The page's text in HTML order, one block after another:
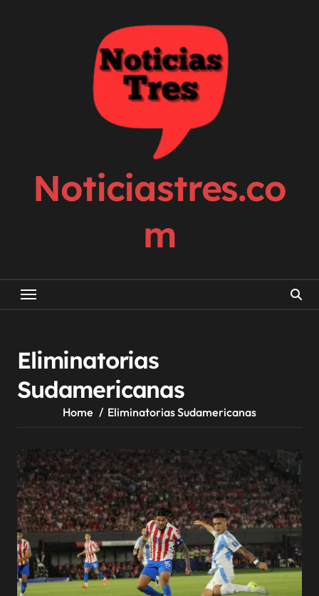
Noticiastres.co
m
Eliminatorias
Sudamericanas
Home Eliminatorias Sudamericanas